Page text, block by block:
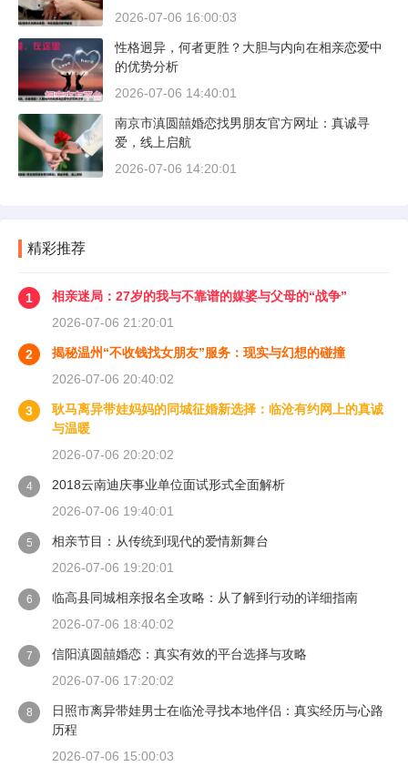
2026-07-06 16:00:03
性格迥异，何者更胜？大胆与内向在相亲恋爱中
的优势分析
2026-07-06 14:40:01
南京市滇圆囍婚恋找男朋友官方网址：真诚寻
爱，线上启航
2026-07-06 14:20:01
精彩推荐
1
相亲迷局：27岁的我与不靠谱的媒婆与父母的“战争”
2026-07-06 21:20:01
2
揭秘温州“不收钱找女朋友”服务：现实与幻想的碰撞
2026-07-06 20:40:02
3
耿马离异带娃妈妈的同城征婚新选择：临沧有约网上的真诚
与温暖
2026-07-06 20:20:02
4
2018云南迪庆事业单位面试形式全面解析
2026-07-06 19:40:01
5
相亲节目：从传统到现代的爱情新舞台
2026-07-06 19:20:01
6
临高县同城相亲报名全攻略：从了解到行动的详细指南
2026-07-06 18:40:02
7
信阳滇圆囍婚恋：真实有效的平台选择与攻略
2026-07-06 17:20:02
8
日照市离异带娃男士在临沧寻找本地伴侣：真实经历与心路
历程
2026-07-06 15:00:03